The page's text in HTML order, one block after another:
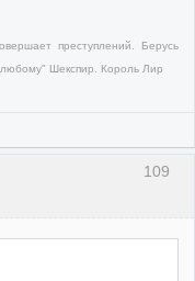
преступлений. Берусь
любому" Шекспир. Король Лир
109